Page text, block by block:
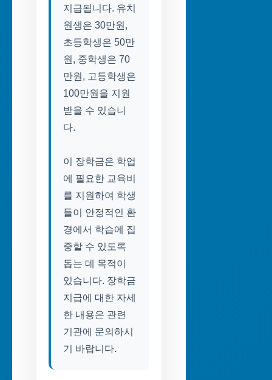
지급됩니다. 유치
원생은 30만원,
초등학생은 50만
원, 중학생은 70
만원, 고등학생은
100만원을 지원
받을 수 있습니
다.
이 장학금은 학업
에 필요한 교육비
를 지원하여 학생
들이 안정적인 환
경에서 학습에 집
중할 수 있도록
돕는 데 목적이
있습니다. 장학금
지급에 대한 자세
한 내용은 관련
기관에 문의하시
기 바랍니다.